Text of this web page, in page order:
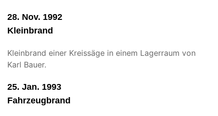
28. Nov. 1992
Kleinbrand
Kleinbrand einer Kreissäge in einem Lagerraum von
Karl Bauer.
25. Jan. 1993
Fahrzeugbrand